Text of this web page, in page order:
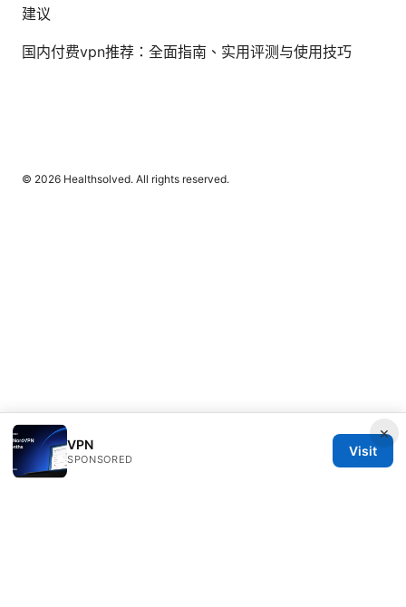
建议
国内付费vpn推荐：全面指南、实用评测与使用技巧
×
VPN
SPONSORED
Visit
© 2026 Healthsolved. All rights reserved.